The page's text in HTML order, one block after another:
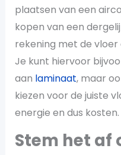
plaatsen van een
kopen van een
rekening met de vloer
Je kunt hiervoor
aan laminaat, maar
kiezen voor de juiste
energie en dus kosten.
Stem het af